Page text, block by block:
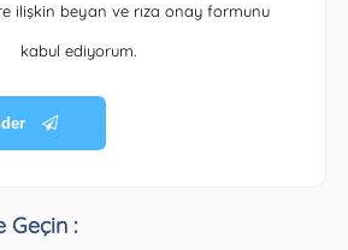
ilişkin beyan ve rıza onay formunu
kabul ediyorum.
Geçin :